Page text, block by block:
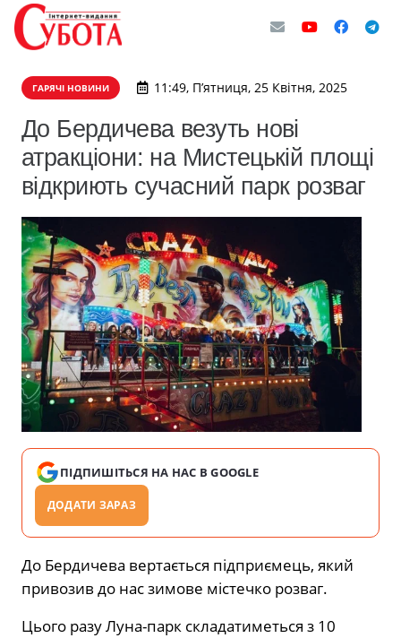
ГАРЯЧІ НОВИНИ 11:49, П’ятниця, 25 Квітня, 2025
До Бердичева везуть нові
атракціони: на Мистецькій площі
відкриють сучасний парк розваг
ПІДПИШІТЬСЯ НА НАС В GOOGLE
ДОДАТИ ЗАРАЗ
До Бердичева вертається підприємець, який
привозив до нас зимове містечко розваг.
Цього разу Луна-парк складатиметься з 10